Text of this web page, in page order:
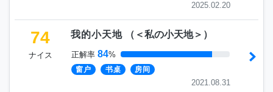
2025.02.20
74
ナイス
我的小天地 （ ＜私の小天地＞ ）
正解率 84%
窗户 书桌 房间
2021.08.31